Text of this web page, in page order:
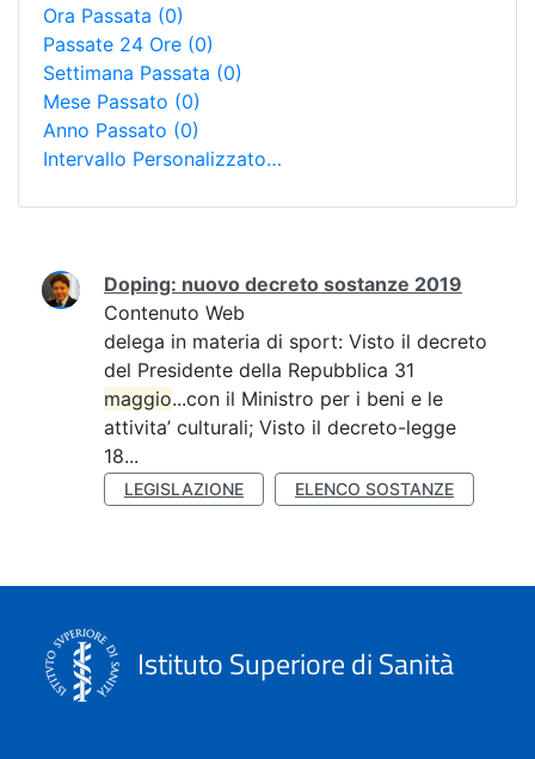
Ora Passata (0)
Passate 24 Ore (0)
Settimana Passata (0)
Mese Passato (0)
Anno Passato (0)
Intervallo Personalizzato…
Ricerca
Doping: nuovo decreto sostanze 2019
Contenuto Web
delega in materia di sport: Visto il decreto
del Presidente della Repubblica 31
maggio...con il Ministro per i beni e le
attivita’ culturali; Visto il decreto-legge
18...
LEGISLAZIONE ELENCO SOSTANZE
Istituto Superiore di Sanità